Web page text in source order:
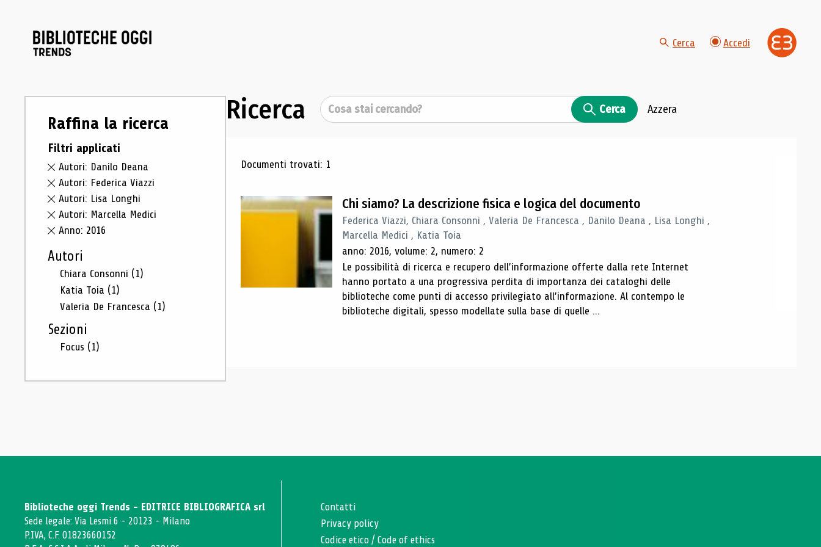
Cerca Accedi
Raffina la ricerca
Filtri applicati
Autori: Danilo Deana
Autori: Federica Viazzi
Autori: Lisa Longhi
Autori: Marcella Medici
Anno: 2016
Autori
Chiara Consonni (1)
Katia Toia (1)
Valeria De Francesca (1)
Sezioni
Focus (1)
Ricerca Cerca Cerca Azzera
Risultati di ricerca
Documenti trovati: 1
Chi siamo? La descrizione fisica e logica del documento
Federica Viazzi, Chiara Consonni , Valeria De Francesca , Danilo Deana , Lisa Longhi ,
Marcella Medici , Katia Toia
anno: 2016, volume: 2, numero: 2
Le possibilità di ricerca e recupero dell’informazione offerte dalla rete Internet
hanno portato a una progressiva perdita di importanza dei cataloghi delle
biblioteche come punti di accesso privilegiato all’informazione. Al contempo le
biblioteche digitali, spesso modellate sulla base di quelle ...
Biblioteche oggi Trends - EDITRICE BIBLIOGRAFICA srl
Sede legale: Via Lesmi 6 - 20123 - Milano
P.IVA, C.F. 01823660152
Contatti
Privacy policy
Codice etico /Code of ethics